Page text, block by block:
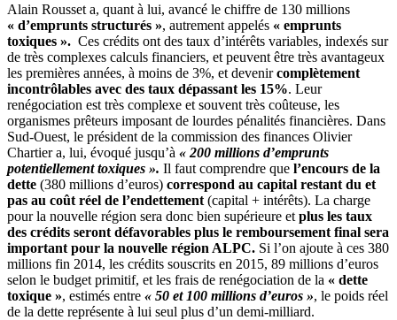
Alain Rousset a, quant à lui, avancé le chiffre de 130 millions
« d’emprunts structurés », autrement appelés « emprunts
toxiques ». Ces crédits ont des taux d’intérêts variables, indexés sur
de très complexes calculs financiers, et peuvent être très avantageux
les premières années, à moins de 3%, et devenircomplètement
incontrôlables avec des taux dépassant les 15%. Leur
renégociation est très complexe et souvent très coûteuse, les
organismes prêteurs imposant de lourdes pénalités financières. Dans
Sud-Ouest, le président de la commission des finances Olivier
Chartier a, lui, évoqué jusqu’à « 200 millions d’emprunts
potentiellement toxiques ». Il faut comprendre que l’encours de la
dette (380 millions d’euros) correspond au capital restant du et
pas au coût réel de l’endettement (capital + intérêts). La charge
pour la nouvelle région sera donc bien supérieure et plus les taux
des crédits seront défavorables plus le remboursement final sera
important pour la nouvelle région ALPC. Si l’on ajoute à ces 380
millions fin 2014, les crédits souscrits en 2015, 89 millions d’euros
selon le budget primitif, et les frais de renégociation de la « dette
toxique », estimés entre « 50 et 100 millions d’euros », le poids réel
de la dette représente à lui seul plus d’un demi-milliard.